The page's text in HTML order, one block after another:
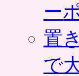
ー
置
で